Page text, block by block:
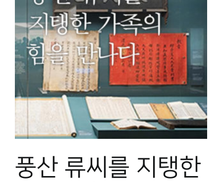
민속이야기
민속 인사이드
원문보기 PDF
풍산 류씨를 지탱한